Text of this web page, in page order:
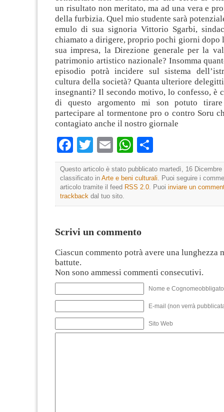
un risultato non meritato, ma ad una vera e
della furbizia. Quel mio studente sarà
emulo di sua signoria Vittorio Sgarbi,
chiamato a dirigere, proprio pochi giorni dopo
sua impresa, la Direzione generale per la
patrimonio artistico nazionale? Insomma
episodio potrà incidere sul sistema
cultura della società? Quanta ulteriore
insegnanti? Il secondo motivo, lo confesso, è
di questo argomento mi son potuto
partecipare al tormentone pro o contro Soru
contagiato anche il nostro giornale
Facebook
TwitterEmailWhatsApp
Questo articolo è stato pubblicato martedì, 16 Dicembre
classificato in Arte e beni culturali . Puoi seguire i
articolo tramite il feed RSS 2.0 . Puoi inviare un
trackback dal tuo sito.
Scrivi un commento
Ciascun commento potrà avere una lunghezza
battute.
Non sono ammessi commenti consecutivi.
Nome e
E-mail (non verrà
Sito Web